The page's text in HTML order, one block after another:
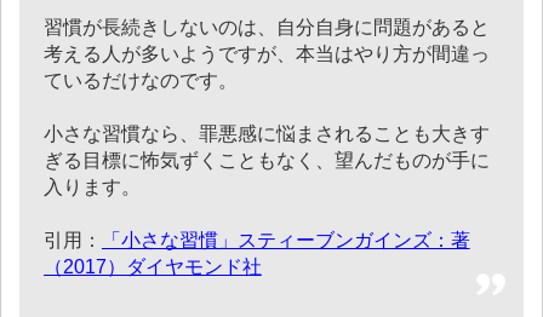
習慣が長続きしないのは、自分自身に問題があると
考える人が多いようですが、本当はやり方が間違っ
ているだけなのです。
小さな習慣なら、罪悪感に悩まされることも大きす
ぎる目標に怖気ずくこともなく、望んだものが手に
入ります。
引用：
「小さな習慣」スティーブンガインズ：著
（2017）ダイヤモンド社